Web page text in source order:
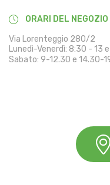
ORARI DEL
Via Lorenteggio 280/2
Lunedì-Venerdì: 8:30 - 13
Sabato: 9-12.30 e 14.30-